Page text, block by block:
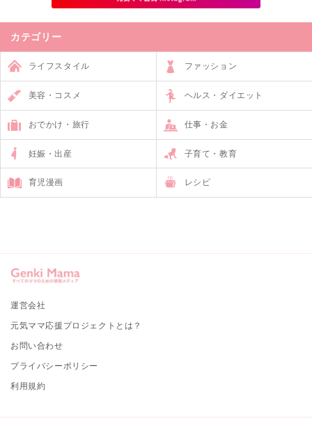
カテゴリー
ライフスタイル ファッション
美容・コスメ ヘルス・ダイエット
おでかけ・旅行 仕事・お金
妊娠・出産 子育て・教育
育児漫画 レシピ
運営会社
元気ママ応援プロジェクトとは？
お問い合わせ
プライバシーポリシー
利用規約